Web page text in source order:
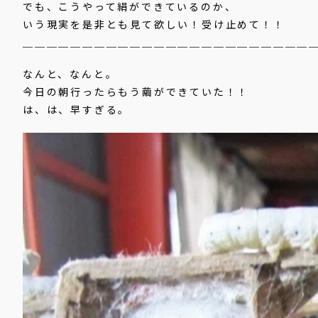
でも、こうやって絹ができているのか、
いう現実を是非とも見て欲しい！受け止めて！！
なんと、なんと。
今日の朝行ったらもう繭ができていた！！
は、は、早すぎる。